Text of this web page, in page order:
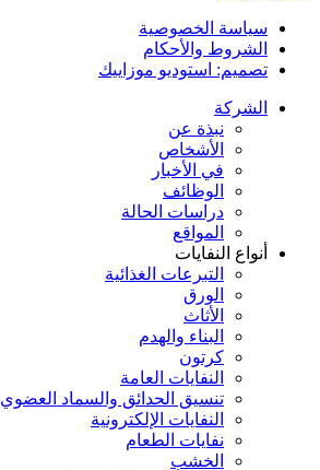
سياسة الخصوصية
الشروط والأحكام
تصميم: استوديو موزاييك
الشركة
نبذة عن
الأشخاص
في الأخبار
الوظائف
دراسات الحالة
المواقع
أنواع النفايات
التبرعات الغذائية
الورق
الأثاث
البناء والهدم
كرتون
النفايات العامة
تنسيق الحدائق والسماد العضوي
النفايات الإلكترونية
نفايات الطعام
الخشب